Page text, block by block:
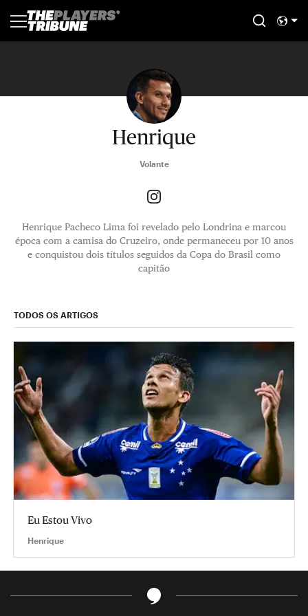
Henrique
Volante
Henrique Pacheco Lima foi revelado pelo Londrina e marcou
época com a camisa do Cruzeiro, onde permaneceu por 10 anos
e conquistou dois títulos seguidos da Copa do Brasil como
capitão
TODOS OS ARTIGOS
Eu Estou Vivo
Henrique